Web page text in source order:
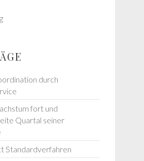
durch
fort und
Quartal seiner
Standardverfahren